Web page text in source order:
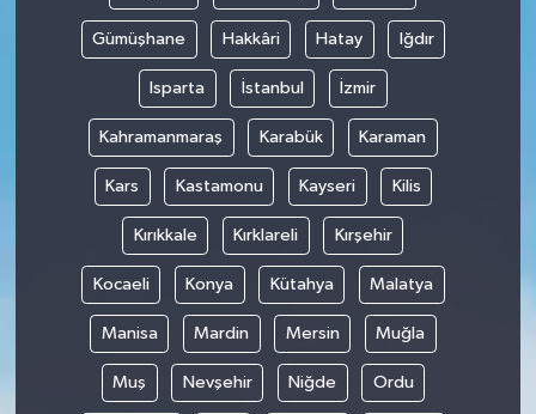
Gümüşhane Hakkâri Hatay Iğdır
Isparta İstanbul İzmir
Kahramanmaraş Karabük Karaman
Kars Kastamonu Kayseri Kilis
Kırıkkale Kırklareli Kırşehir
Kocaeli Konya Kütahya Malatya
Manisa Mardin Mersin Muğla
Muş Nevşehir Niğde Ordu